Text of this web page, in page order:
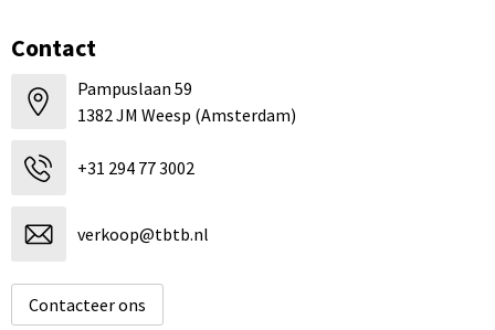
Contact
Pampuslaan 59
1382 JM Weesp (Amsterdam)
+31 294 77 3002
verkoop@tbtb.nl
Contacteer ons